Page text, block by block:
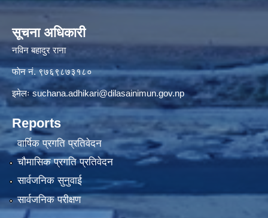
सूचना अधिकारी
नविन बहादुर राना
फाेन नं. ९७६९८७३१८०
इमेलःsuchana.adhikari@dilasainimun.gov.np
Reports
वार्षिक प्रगति प्रतिवेदन
चौमासिक प्रगति प्रतिवेदन
सार्वजनिक सुनुवाई
सार्वजनिक परीक्षण